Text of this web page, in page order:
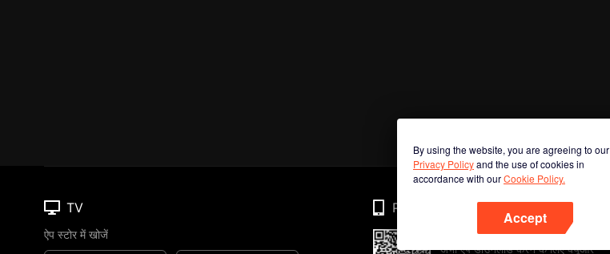
By using the website, you are agreeing to our
Privacy Policyand the use of cookies in
accordance with ourCookie Policy.
Accept
TV
ऐप स्टोर में खोजें
Phone
अभी ऐप डाउनलोड करने के लिए क्यूआर